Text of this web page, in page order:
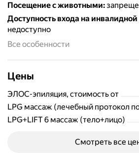
Посещение с животными:
Доступность входа на инвалидной
недоступно
Все особенности
Цены
ЭЛОС-эпиляция, стоимость от
LPG массаж (лечебный протокол
LPG+LIFT 6 массаж (тело+лицо)
Смотреть все